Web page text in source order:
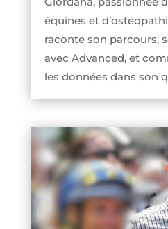
équines et
raconte son parcours,
avec Advanced, et
les données dans son